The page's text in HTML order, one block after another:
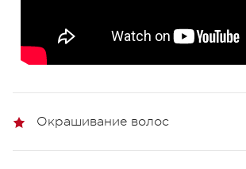
Окрашивание волос